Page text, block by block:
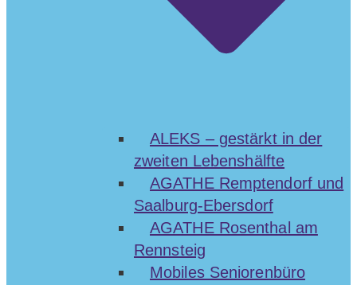
ALEKS – gestärkt in der
zweiten Lebenshälfte
AGATHE Remptendorf und
Saalburg-Ebersdorf
AGATHE Rosenthal am
Rennsteig
Mobiles Seniorenbüro